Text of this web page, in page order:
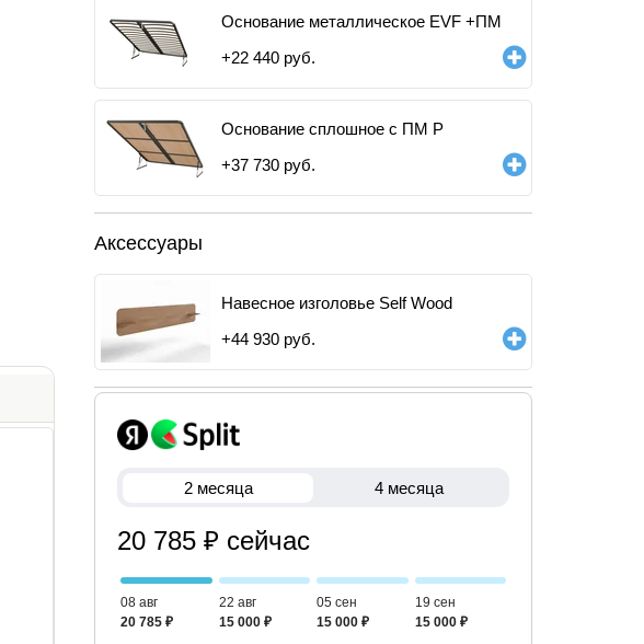
Основание металлическое EVF +ПМ
+22 440 руб.
Основание сплошное с ПМ Р
+37 730 руб.
Аксессуары
Навесное изголовье Self Wood
+44 930 руб.
2 месяца 4 месяца
20 785 ₽ сейчас
08 авг
20 785 ₽
22 авг
15 000 ₽
05 сен
15 000 ₽
19 сен
15 000 ₽